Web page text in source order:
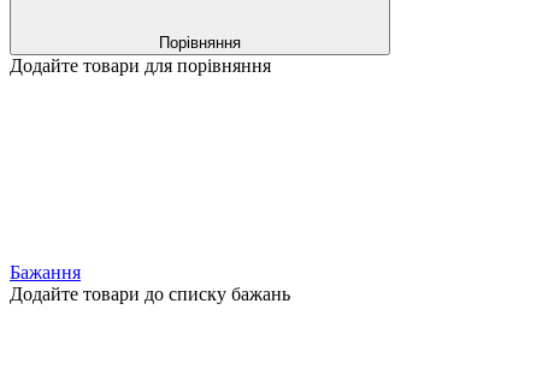
Порівняння
Додайте товари для порівняння
Бажання
Додайте товари до списку бажань